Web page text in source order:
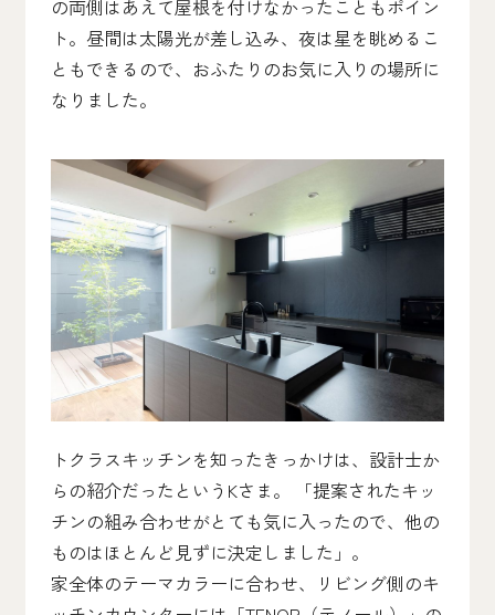
の両側はあえて屋根を付けなかったこともポイン
ト。昼間は太陽光が差し込み、夜は星を眺めるこ
ともできるので、おふたりのお気に入りの場所に
なりました。
トクラスキッチンを知ったきっかけは、設計士か
らの紹介だったというKさま。 「提案されたキッ
チンの組み合わせがとても気に入ったので、他の
ものはほとんど見ずに決定しました」。
家全体のテーマカラーに合わせ、リビング側のキ